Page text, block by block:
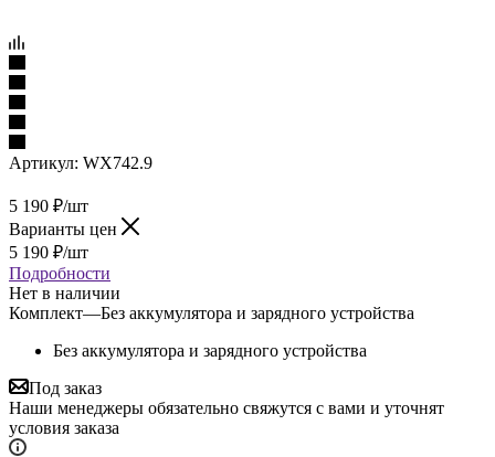
Артикул: WX742.9
5 190 ₽/шт
Варианты цен
5 190 ₽/шт
Подробности
Нет в наличии
Комплект—Без аккумулятора и зарядного устройства
Без аккумулятора и зарядного устройства
Под заказ
Наши менеджеры обязательно свяжутся с вами и уточнят
условия заказа